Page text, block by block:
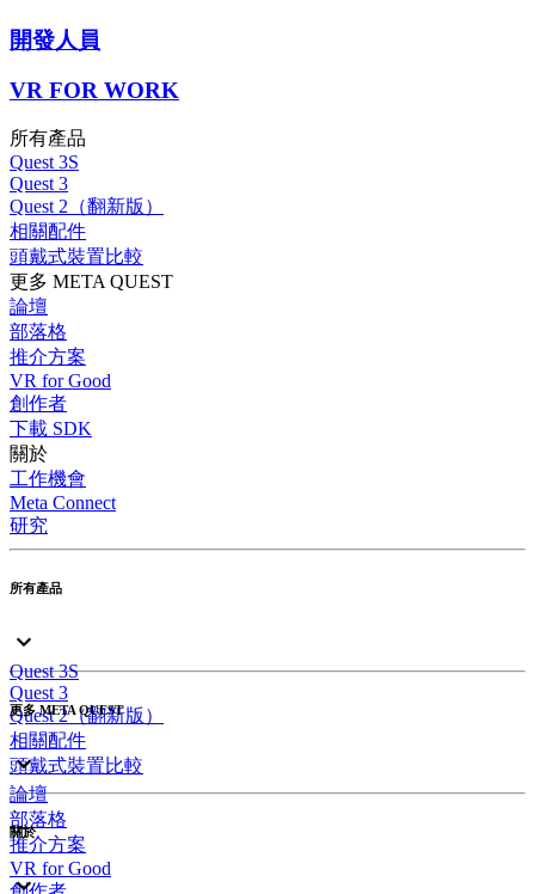
開發人員
VR FOR WORK
所有產品
Quest 3S
Quest 3
Quest 2（翻新版）
相關配件
頭戴式裝置比較
更多 META QUEST
論壇
部落格
推介方案
VR for Good
創作者
下載 SDK
關於
工作機會
Meta Connect
研究
所有產品
Quest 3S
Quest 3
Quest 2（翻新版）
相關配件
頭戴式裝置比較
更多 META QUEST
論壇
部落格
推介方案
VR for Good
關於